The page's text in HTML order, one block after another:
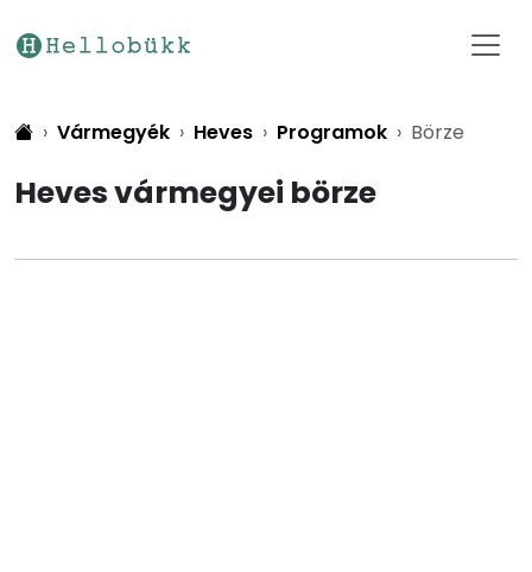
Vármegyék Heves Programok Börze
Heves vármegyei börze